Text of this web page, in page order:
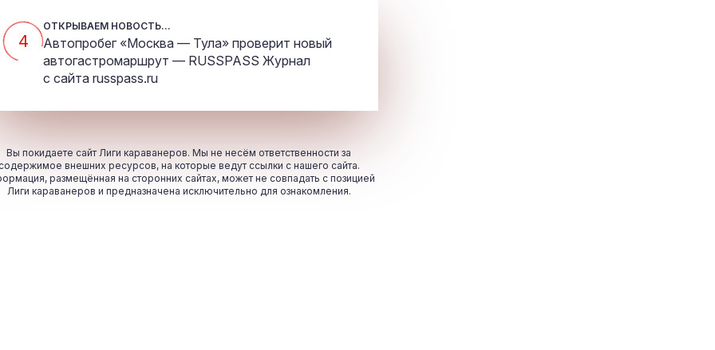
4
ОТКРЫВАЕМ НОВОСТЬ...
Автопробег «Москва — Тула» проверит новый
автогастромаршрут — RUSSPASS Журнал
с сайта russpass.ru
Вы покидаете сайт Лиги караванеров. Мы не несём ответственности за
внешних ресурсов, на которые ведут ссылки с нашего сайта.
размещённая на сторонних сайтах, может не совпадать с позицией
Лиги караванеров и предназначена исключительно для ознакомления.